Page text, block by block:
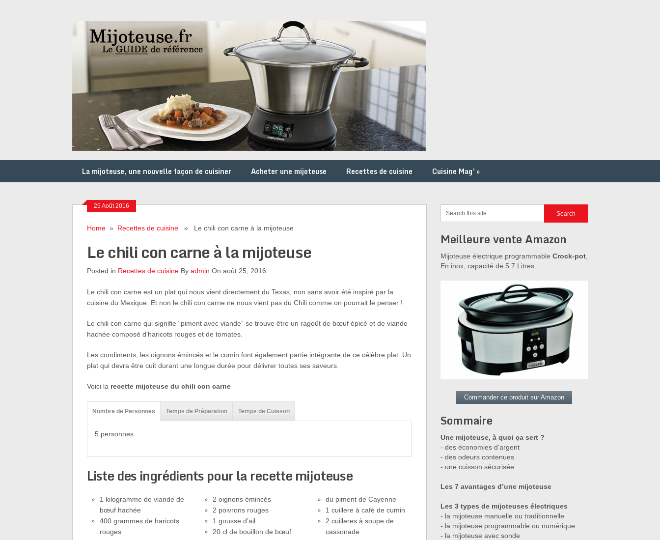
La mijoteuse, une nouvelle façon de cuisiner Acheter une mijoteuse Recettes de cuisine Cuisine Mag’ »
25 Août 2016
Home» Recettes de cuisine» Le chili con carne à la mijoteuse
Le chili con carne à la mijoteuse
Posted in Recettes de cuisineBy admin On août 25, 2016
Le chili con carne est un plat qui nous vient directement du Texas, non sans avoir été inspiré par la
cuisine du Mexique. Et non le chili con carne ne nous vient pas du Chili comme on pourrait le penser !
Le chili con carne qui signifie “piment avec viande” se trouve être un ragoût de bœuf épicé et de viande
hachée composé d’haricots rouges et de tomates.
Les condiments, les oignons émincés et le cumin font également partie intégrante de ce célèbre plat. Un
plat qui devra être cuit durant une longue durée pour délivrer toutes ses saveurs.
Voici la recette mijoteuse du chili con carne
Nombre de Personnes Temps de Préparation Temps de Cuisson
5 personnes
Liste des ingrédients pour la recette mijoteuse
1 kilogramme de viande de
bœuf hachée
400 grammes de haricots
rouges
2 oignons émincés
2 poivrons rouges
1 gousse d’ail
20 cl de bouillon de bœuf
du piment de Cayenne
1 cuillere à café de cumin
2 cuilleres à soupe de
cassonade
Meilleure vente Amazon
Mijoteuse électrique programmable Crock-pot
En inox, capacité de 5.7 Litres
Commander ce produit sur Amazon
Sommaire
Une mijoteuse, à quoi ça sert ?
- des économies d’argent
- des odeurs contenues
- une cuisson sécurisée
Les 7 avantages d’une mijoteuse
Les 3 types de mijoteuses électriques
- la mijoteuse manuelle ou traditionnelle
- la mijoteuse programmable ou numérique
- la mijoteuse avec sonde